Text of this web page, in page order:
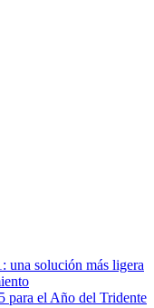
una solución más ligera
para el Año del Tridente